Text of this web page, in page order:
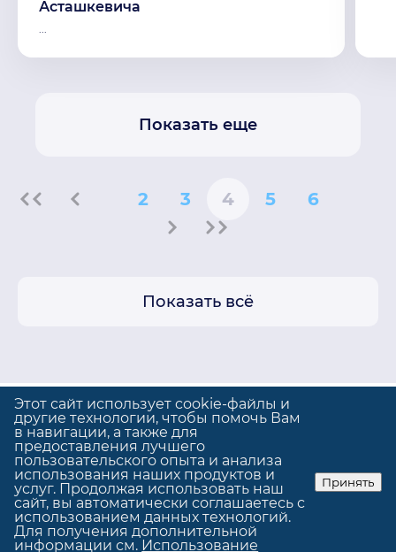
Асташкевича
Показать еще
2 3 4 5 6
Показать всё
Политика конфиденциальности
Использование cookie
© GrandUp | Сделано вGrandUp
Этот сайт использует cookie-файлы и
другие технологии, чтобы помочь Вам
в навигации, а также для
предоставления лучшего
пользовательского опыта и анализа
использования наших продуктов и
услуг. Продолжая использовать наш
сайт, вы автоматически соглашаетесь с
использованием данных технологий.
Для получения дополнительной
информации см. Использование
Принять